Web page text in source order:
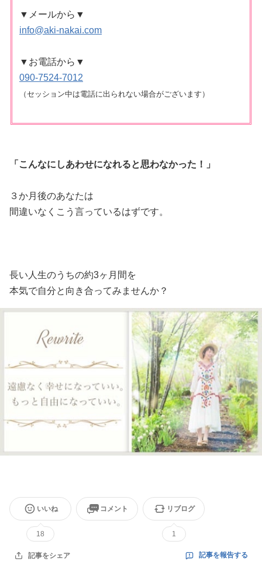
▼メールから▼
info@aki-nakai.com
▼お電話から▼
090-7524-7012
（セッション中は電話に出られない場合がございます）
「こんなにしあわせになれると思わなかった！」
３か月後のあなたは
間違いなくこう言っているはずです。
長い人生のうちの約3ヶ月間を
本気で自分と向き合ってみませんか？
いいね
18
コメント リブログ
1
記事をシェア 記事を報告する